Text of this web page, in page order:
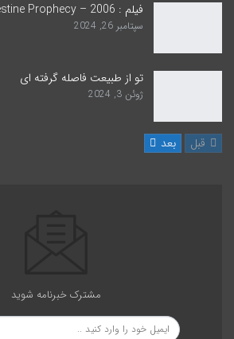
فیلم : The Celestine Prophecy – 2006
سپتامبر 26, 2024
تو از طبیعت فاصله گرفته ای
ژوئن 3, 2024
قبل بعد
مشترک خبرنامه شوید